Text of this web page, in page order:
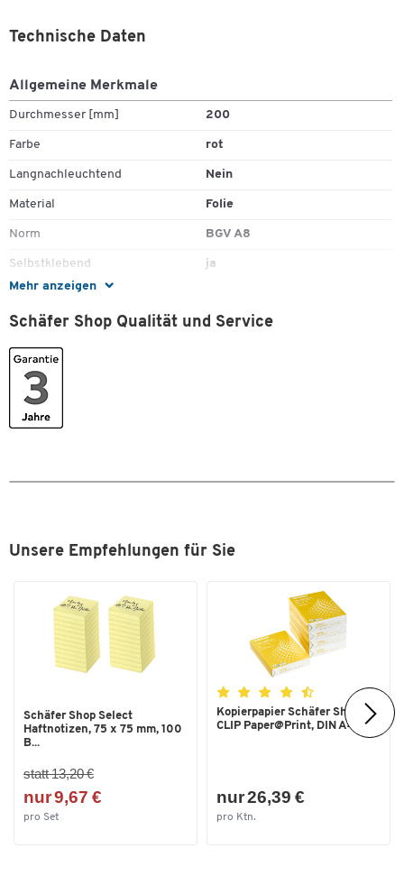
Mehr anzeigen
Technische Daten
Allgemeine Merkmale
Durchmesser [mm] 200
Farbe rot
Langnachleuchtend Nein
Material Folie
Norm BGV A8
Selbstklebend ja
Schäfer Shop Qualität und Service
Unsere Empfehlungen für Sie
Schäfer Shop Select
Haftnotizen, 75 x 75 mm, 100
B...
statt 13,20 €
nur 9,67 €
pro Set
Kopierpapier Schäfer Shop
CLIP Paper@Print, DIN A4...
nur 26,39 €
pro Ktn.